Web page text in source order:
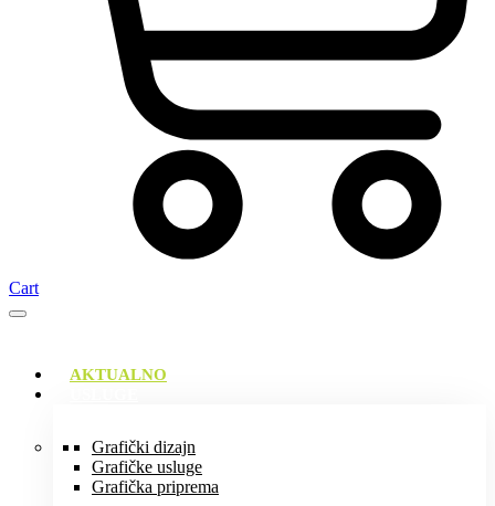
Cart
AKTUALNO
Grafički dizajn
Grafičke usluge
Grafička priprema